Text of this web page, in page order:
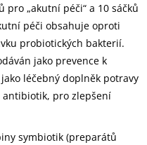
pro „akutní péči“ a 10 sáčků
péči obsahuje oproti
probiotických bakterií.
jako prevence k
léčebný doplněk potravy
pro zlepšení
symbiotik (preparátů